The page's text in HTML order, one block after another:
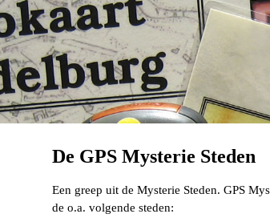
De GPS Mysterie Steden
Een greep uit de Mysterie Steden. GPS
de o.a. volgende steden: